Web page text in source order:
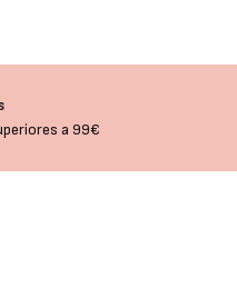
o seu produto!